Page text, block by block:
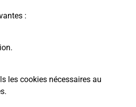
:
les cookies nécessaires au
.